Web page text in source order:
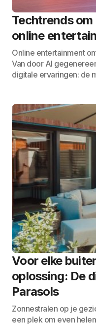
Techtrends
online
Online entertainment
Van door AI
digitale ervaringen: de
Voor elke
oplossing: De
Parasols
Zonnestralen op je
een plek om even